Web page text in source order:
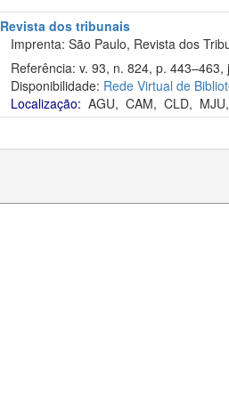
Revista dos tribunais
Imprenta: São Paulo, Revista dos
Referência: v. 93, n. 824, p. 443–463,
Disponibilidade: Rede Virtual de
Localização: AGU, CAM, CLD, MJU,